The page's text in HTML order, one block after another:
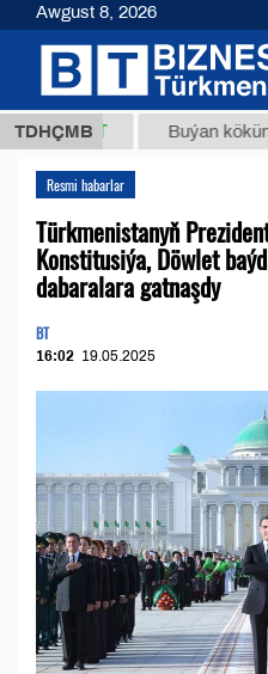
TDHÇMB
ТМТ Buýan köküniň
Resmi habarlar
Türkmenistanyň
Konstitusiýa, Döwlet
dabaralara gatnaşdy
BT
16:02 19.05.2025
Awgust 8, 2026